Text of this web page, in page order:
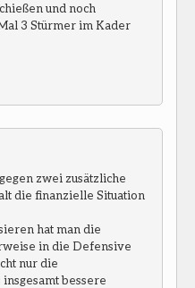
und noch
3 Stürmer im Kader
zwei zusätzliche
die finanzielle Situation
hat man die
in die Defensive
nur die
bessere